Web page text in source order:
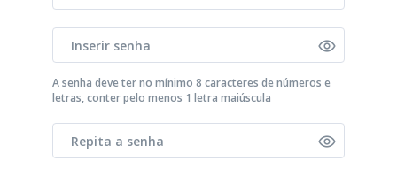
A senha deve ter no mínimo 8 caracteres de números e
letras, conter pelo menos 1 letra maiúscula